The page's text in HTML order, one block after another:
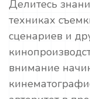
Делитесь
техниках
сценариев и
внимание